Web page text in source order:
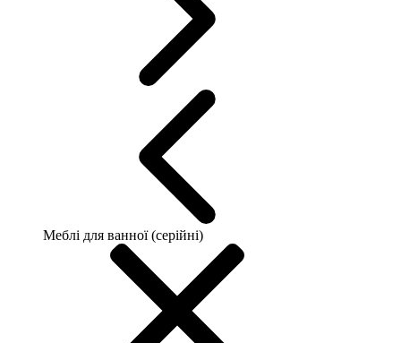
Меблі для ванної (серійні)